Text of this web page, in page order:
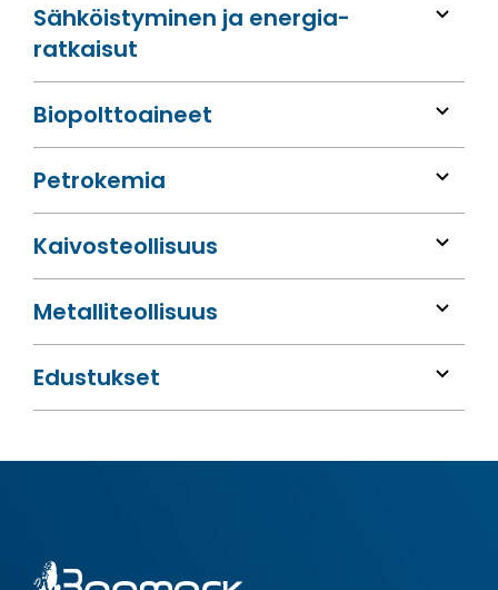
Sähköis­tyminen ja energia­
ratkaisut
Bio­polttoaineet
Petrokemia
Kaivos­teollisuus
Metalli­teollisuus
Edustukset